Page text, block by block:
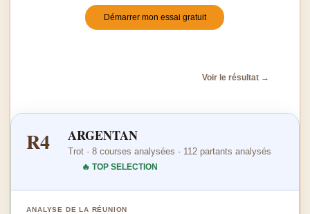
Démarrer mon essai gratuit
Voir le résultat →
R4 ARGENTAN
Trot · 8 courses analysées · 112 partants analysés
🔥 TOP SELECTION
ANALYSE DE LA RÉUNION